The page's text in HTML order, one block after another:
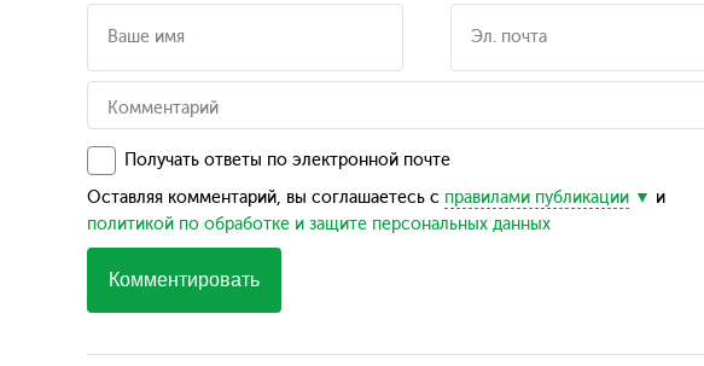
Получать ответы по электронной почте
Оставляя комментарий, вы соглашаетесь с правилами публикации
и
политикой по обработке и защите персональных данных
Комментировать